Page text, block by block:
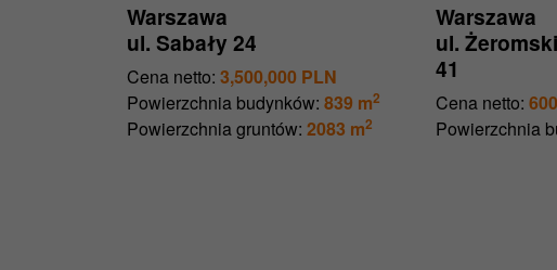
Warszawa
ul. Sabały 24
Cena netto: 3,500,000 PLN
Powierzchnia budynków: 839 m2
Powierzchnia gruntów: 2083 m2
Warszawa
ul.
41
Cena netto:
Powierzchnia